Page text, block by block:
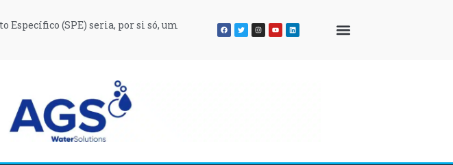
Específico (SPE) seria, por si só, um